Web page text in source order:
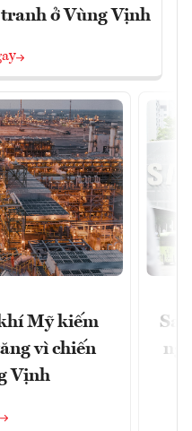
ở Vùng Vịnh
Mỹ kiếm
vì chiến
Vịnh